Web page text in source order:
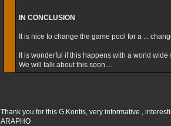
IN CONCLUSION
It is nice to change the game pool for a ...
It is wonderful if this happens with a world
We will talk about this soon....
Thank you for this G.Kontis, very informative ,
ARAPHO